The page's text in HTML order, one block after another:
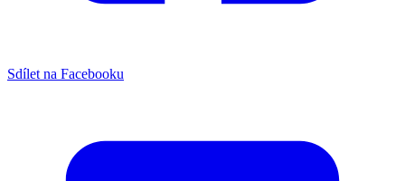
Sdílet na Facebooku